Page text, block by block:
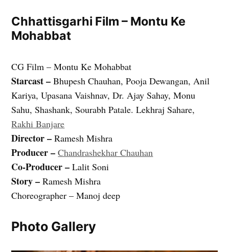
Chhattisgarhi Film – Montu Ke
Mohabbat
CG Film – Montu Ke Mohabbat
Starcast – Bhupesh Chauhan, Pooja Dewangan, Anil
Kariya, Upasana Vaishnav, Dr. Ajay Sahay, Monu
Sahu, Shashank, Sourabh Patale. Lekhraj Sahare,
Rakhi Banjare
Director – Ramesh Mishra
Producer – Chandrashekhar Chauhan
Co-Producer – Lalit Soni
Story – Ramesh Mishra
Choreographer – Manoj deep
Photo Gallery